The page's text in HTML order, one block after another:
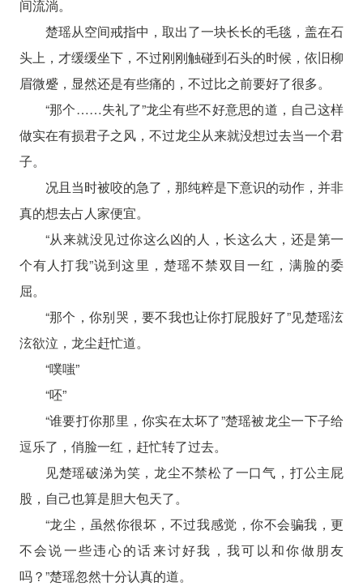
间流淌。
楚瑶从空间戒指中，取出了一块长长的毛毯，盖在石
头上，才缓缓坐下，不过刚刚触碰到石头的时候，依旧柳
眉微蹙，显然还是有些痛的，不过比之前要好了很多。
“那个……失礼了”龙尘有些不好意思的道，自己这样
做实在有损君子之风，不过龙尘从来就没想过去当一个君
子。
况且当时被咬的急了，那纯粹是下意识的动作，并非
真的想去占人家便宜。
“从来就没见过你这么凶的人，长这么大，还是第一
个有人打我”说到这里，楚瑶不禁双目一红，满脸的委
屈。
“那个，你别哭，要不我也让你打屁股好了”见楚瑶泫
泫欲泣，龙尘赶忙道。
“噗嗤”
“呸”
“谁要打你那里，你实在太坏了”楚瑶被龙尘一下子给
逗乐了，俏脸一红，赶忙转了过去。
见楚瑶破涕为笑，龙尘不禁松了一口气，打公主屁
股，自己也算是胆大包天了。
“龙尘，虽然你很坏，不过我感觉，你不会骗我，更
不会说一些违心的话来讨好我，我可以和你做朋友
吗？”楚瑶忽然十分认真的道。